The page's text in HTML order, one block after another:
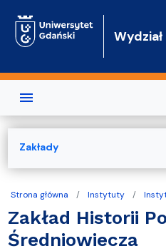
Strona główna Instytuty
Zakład Historii
Średniowiecza
Zakłady